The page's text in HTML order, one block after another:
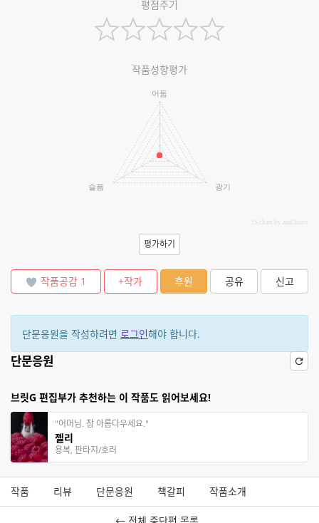
평점주기
작품성향평가
어둠
광기
슬픔
JS chart by amCharts
평가하기
작품공감 1 +작가 후원 공유 신고
단문응원을 작성하려면 로그인해야 합니다.
단문응원
브릿G 편집부가 추천하는 이 작품도 읽어보세요!
"어머님. 참 아름다우세요."
젤리
용복, 판타지/호러
작품 리뷰 단문응원 책갈피 작품소개